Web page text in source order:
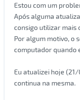
Estou com um
Após alguma
consigo utilizar mais
Por algum motivo, o
computador quando
Eu atualizei hoje
continua na mesma.